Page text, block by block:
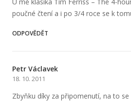
poučné čtení a i po 3/4 roce se k
ODPOVĚDĚT
Petr Václavek
18. 10. 2011
Zbyňku díky za připomenutí, na to